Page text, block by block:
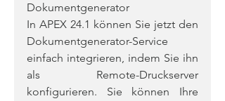
Dokumentgenerator
In APEX 24.1 können Sie jetzt den
Dokumentgenerator-Service
einfach integrieren, indem Sie ihn
als Remote-Druckserver
konfigurieren. Sie können Ihre